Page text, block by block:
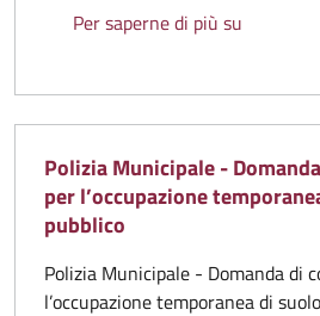
Per saperne di più su
Polizia Municipale -
per l’occupazione
pubblico
Polizia Municipale - Domanda di
l’occupazione temporanea di